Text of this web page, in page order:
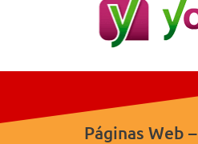
Páginas Web –